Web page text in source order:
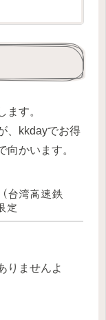
ます。
、kkdayでお得
向かいます。
台湾高速鉄
定
りませんよ